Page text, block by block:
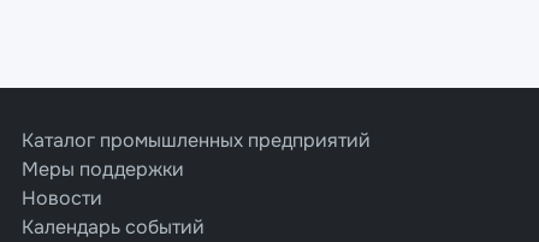
Каталог промышленных предприятий
Меры поддержки
Новости
Календарь событий